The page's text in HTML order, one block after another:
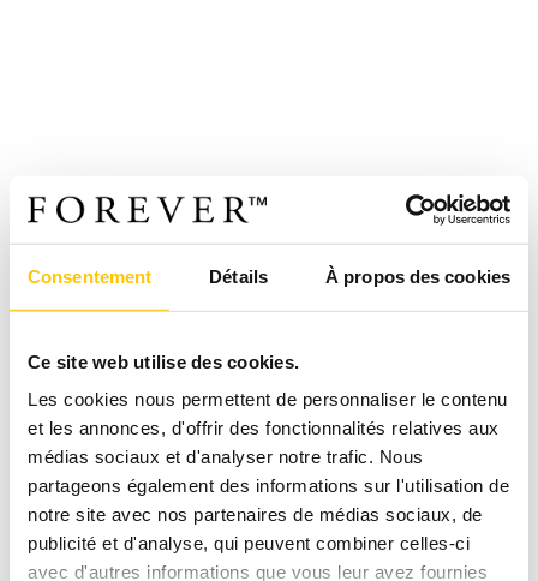
Consentement Détails À propos des cookies
Ce site web utilise des cookies.
Les cookies nous permettent de personnaliser le contenu
et les annonces, d'offrir des fonctionnalités relatives aux
médias sociaux et d'analyser notre trafic. Nous
partageons également des informations sur l'utilisation de
notre site avec nos partenaires de médias sociaux, de
publicité et d'analyse, qui peuvent combiner celles-ci
avec d'autres informations que vous leur avez fournies